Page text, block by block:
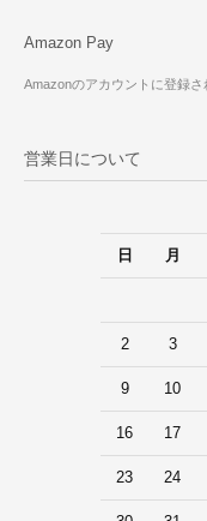
Amazon Pay
Amazonのアカウントに登録
営業日について
日
月
2 3
9 10
16 17
23 24